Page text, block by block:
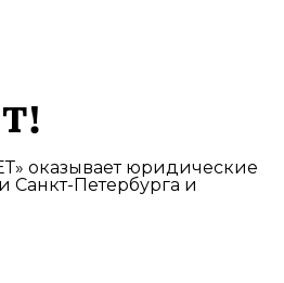
оказывает юридические
Санкт-Петербурга и